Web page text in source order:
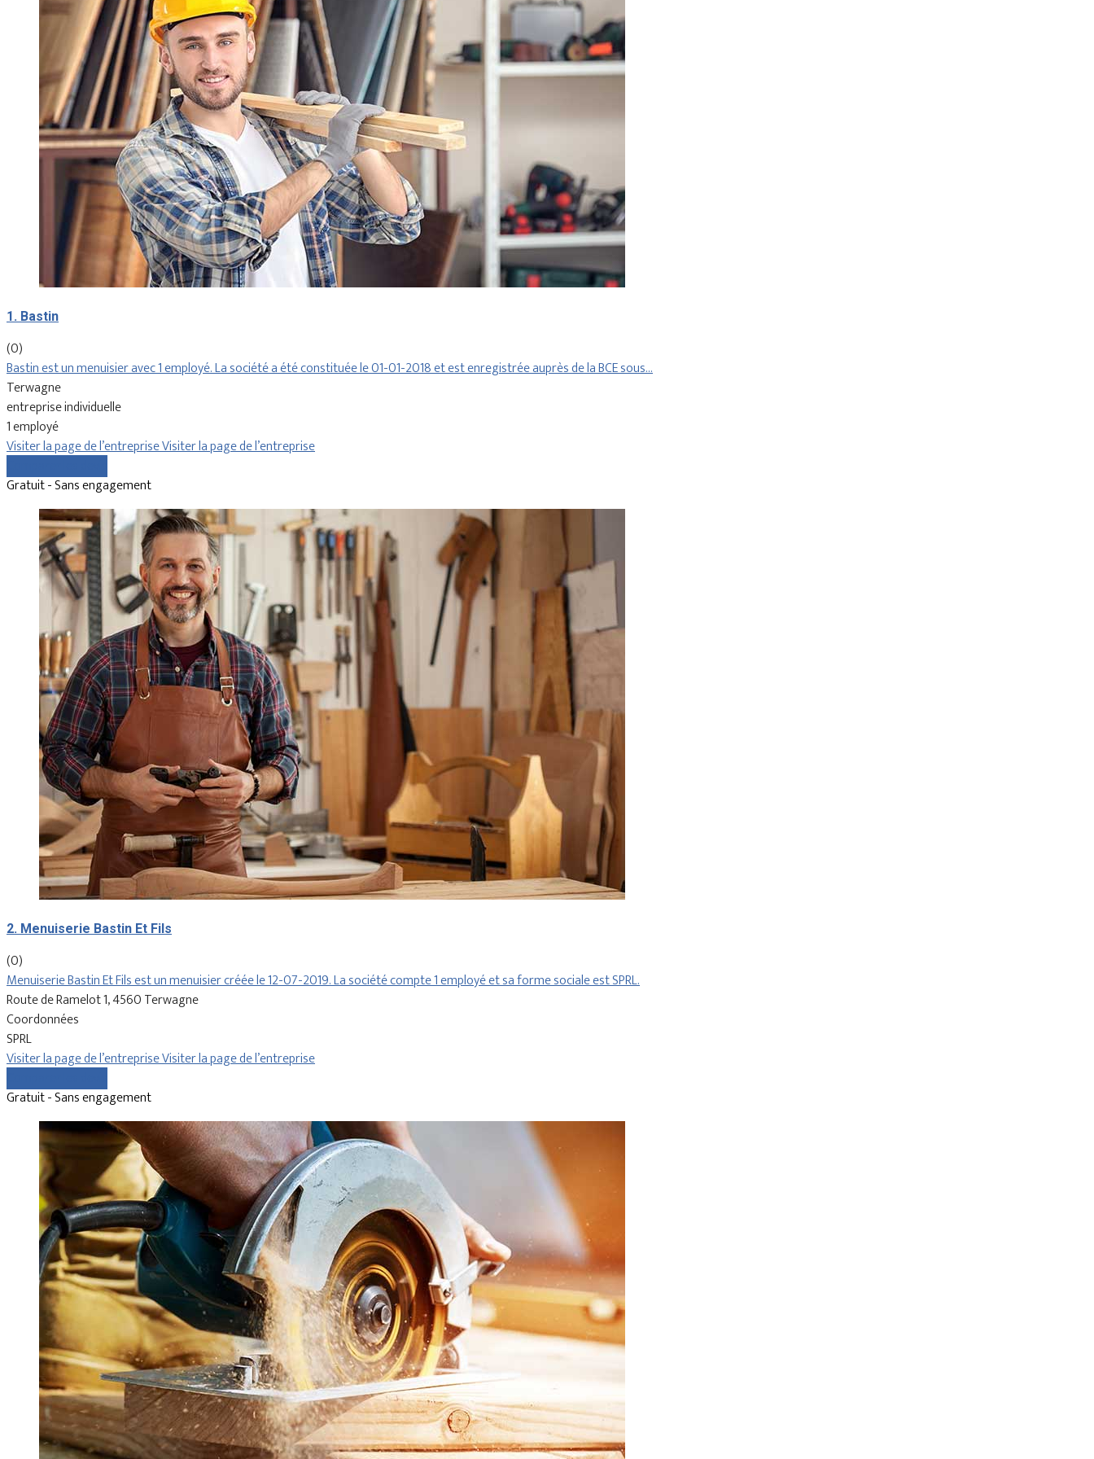
1. Bastin
(0)
Bastin est un menuisier avec 1 employé. La société a été constituée le 01-01-2018 et est enregistrée auprès de la BCE sous…
Terwagne
entreprise individuelle
1 employé
Visiter la page de l’entrepriseVisiter la page de l’entreprise
Gratuit - Sans engagement
2. Menuiserie Bastin Et Fils
(0)
Menuiserie Bastin Et Fils est un menuisier créée le 12-07-2019. La société compte 1 employé et sa forme sociale est SPRL.
Route de Ramelot 1, 4560 Terwagne
Coordonnées
SPRL
Visiter la page de l’entrepriseVisiter la page de l’entreprise
Gratuit - Sans engagement